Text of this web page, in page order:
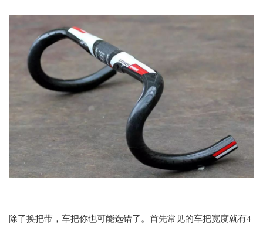
除了换把带，车把你也可能选错了。首先常见的车把宽度就有4